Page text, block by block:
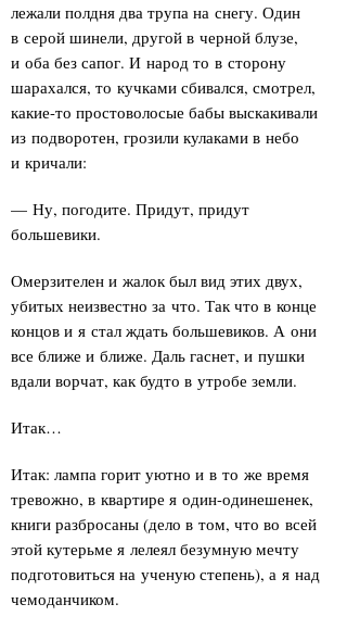
лежали полдня два трупа на снегу. Один
в серой шинели, другой в черной блузе,
и оба без сапог. И народ то в сторону
шарахался, то кучками сбивался, смотрел,
какие-то простоволосые бабы выскакивали
из подворотен, грозили кулаками в небо
и кричали:
— Ну, погодите. Придут, придут
большевики.
Омерзителен и жалок был вид этих двух,
убитых неизвестно за что. Так что в конце
концов и я стал ждать большевиков. А они
все ближе и ближе. Даль гаснет, и пушки
вдали ворчат, как будто в утробе земли.
Итак…
Итак: лампа горит уютно и в то же время
тревожно, в квартире я один-одинешенек,
книги разбросаны (дело в том, что во всей
этой кутерьме я лелеял безумную мечту
подготовиться на ученую степень), а я над
чемоданчиком.